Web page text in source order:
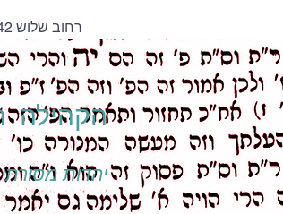
| רחוב שלוש 42 - תל אביב
הקהילה
יהדות